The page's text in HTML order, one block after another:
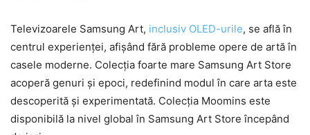
Televizoarele Samsung Art, inclusiv OLED-urile, se află în
centrul experienței, afișând fără probleme opere de artă în
casele moderne. Colecția foarte mare Samsung Art Store
acoperă genuri și epoci, redefinind modul în care arta este
descoperită și experimentată. Colecția Moomins este
disponibilă la nivel global în Samsung Art Store începând